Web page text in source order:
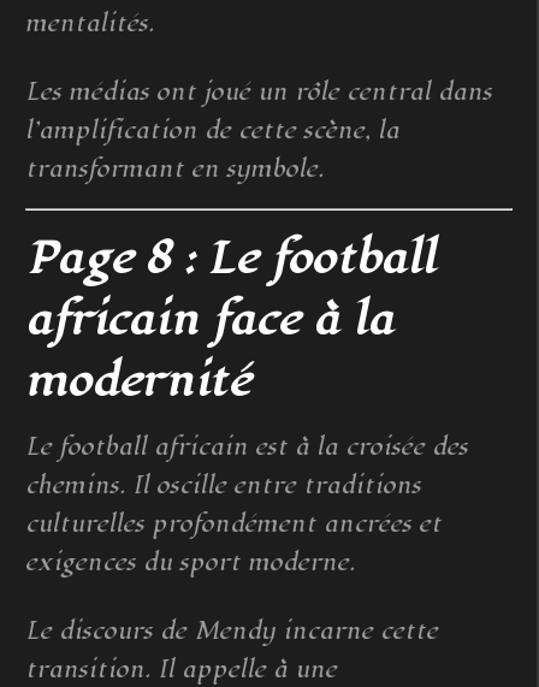
mentalités.
Les médias ont joué un rôle central dans
l’amplification de cette scène, la
transformant en symbole.
Page 8 : Le football
africain face à la
modernité
Le football africain est à la croisée des
chemins. Il oscille entre traditions
culturelles profondément ancrées et
exigences du sport moderne.
Le discours de Mendy incarne cette
transition. Il appelle à une